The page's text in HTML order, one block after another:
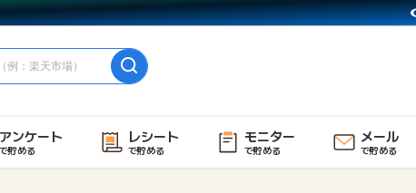
アンケート
で貯める
レシート
で貯める
モニター
で貯める
メール
で貯める